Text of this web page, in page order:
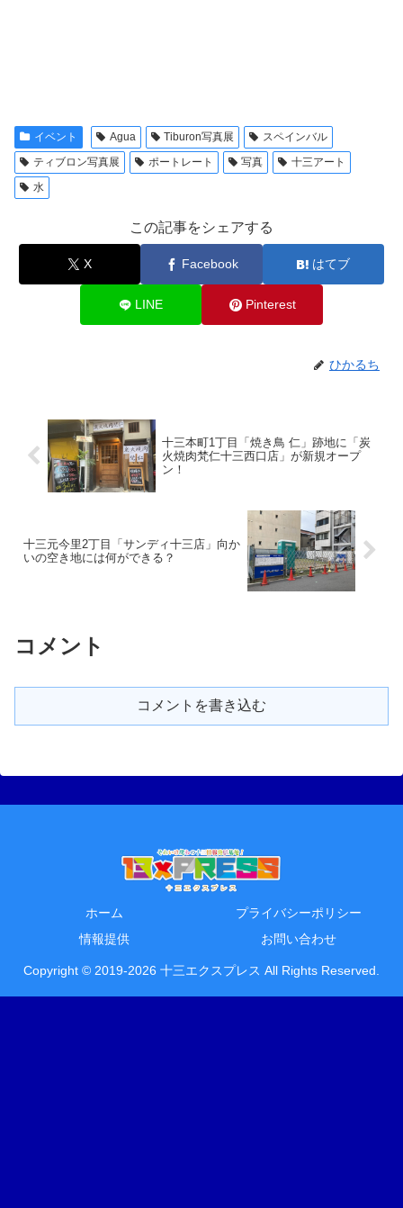
イベント Agua Tiburon写真展
スペインバル
ティブロン写真展
ポートレート 写真
十三アート
水
この記事をシェアする
X Facebook はてブ
LINE Pinterest
ひかるち
十三本町1丁目「焼き鳥 仁」跡地に「炭
火焼肉梵仁十三西口店」が新規オープ
ン！
十三元今里2丁目「サンディ十三店」向か
いの空き地には何ができる？
コメント
コメントを書き込む
ホーム
プライバシーポリシー
情報提供
お問い合わせ
Copyright © 2019-2026 十三エクスプレス All Rights Reserved.